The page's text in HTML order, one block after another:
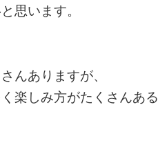
思います。
んありますが、
楽しみ方がたくさんある